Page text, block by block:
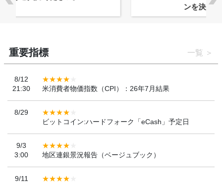
重要指標 一覧
8/12
21:30
米消費者物価指数（CPI）：26年7月結果
8/29
ビットコイン:ハードフォーク「eCash」予定日
9/3
3:00
地区連銀景況報告（ベージュブック）
9/11